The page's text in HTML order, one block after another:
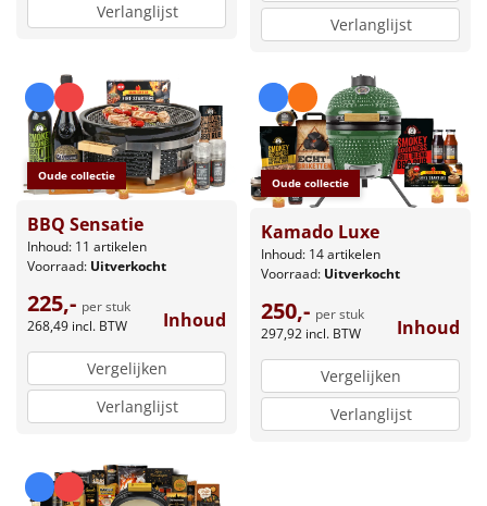
Verlanglijst
Verlanglijst
Oude collectie
BBQ Sensatie
Inhoud: 11 artikelen
Voorraad: Uitverkocht
225,- per stuk
268,49 incl. BTW Inhoud
Vergelijken
Verlanglijst
Oude collectie
Kamado Luxe
Inhoud: 14 artikelen
Voorraad: Uitverkocht
250,- per stuk
297,92 incl. BTW Inhoud
Vergelijken
Verlanglijst